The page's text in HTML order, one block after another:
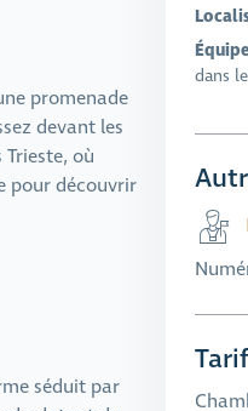
dans
Tarif
promenade
devant les
où
pour découvrir
séduit par